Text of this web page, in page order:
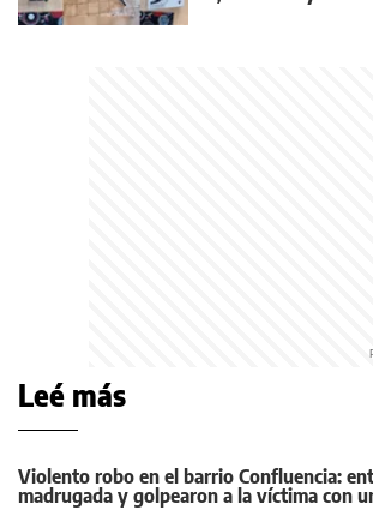
Leé más
Violento robo en el barrio Confluencia:
madrugada y golpearon a la víctima con